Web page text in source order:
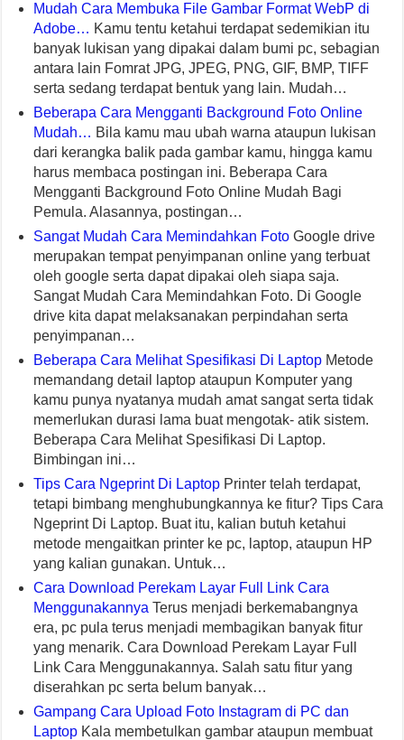
Mudah Cara Membuka File Gambar Format WebP di
Adobe… Kamu tentu ketahui terdapat sedemikian itu
banyak lukisan yang dipakai dalam bumi pc, sebagian
antara lain Fomrat JPG, JPEG, PNG, GIF, BMP, TIFF
serta sedang terdapat bentuk yang lain. Mudah…
Beberapa Cara Mengganti Background Foto Online
Mudah… Bila kamu mau ubah warna ataupun lukisan
dari kerangka balik pada gambar kamu, hingga kamu
harus membaca postingan ini. Beberapa Cara
Mengganti Background Foto Online Mudah Bagi
Pemula. Alasannya, postingan…
Sangat Mudah Cara Memindahkan Foto Google drive
merupakan tempat penyimpanan online yang terbuat
oleh google serta dapat dipakai oleh siapa saja.
Sangat Mudah Cara Memindahkan Foto. Di Google
drive kita dapat melaksanakan perpindahan serta
penyimpanan…
Beberapa Cara Melihat Spesifikasi Di Laptop Metode
memandang detail laptop ataupun Komputer yang
kamu punya nyatanya mudah amat sangat serta tidak
memerlukan durasi lama buat mengotak- atik sistem.
Beberapa Cara Melihat Spesifikasi Di Laptop.
Bimbingan ini…
Tips Cara Ngeprint Di Laptop Printer telah terdapat,
tetapi bimbang menghubungkannya ke fitur? Tips Cara
Ngeprint Di Laptop. Buat itu, kalian butuh ketahui
metode mengaitkan printer ke pc, laptop, ataupun HP
yang kalian gunakan. Untuk…
Cara Download Perekam Layar Full Link Cara
Menggunakannya Terus menjadi berkemabangnya
era, pc pula terus menjadi membagikan banyak fitur
yang menarik. Cara Download Perekam Layar Full
Link Cara Menggunakannya. Salah satu fitur yang
diserahkan pc serta belum banyak…
Gampang Cara Upload Foto Instagram di PC dan
Laptop Kala membetulkan gambar ataupun membuat